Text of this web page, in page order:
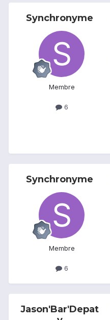
Synchronyme
Membre
6
Synchronyme
Membre
6
Jason'Bar'Depat